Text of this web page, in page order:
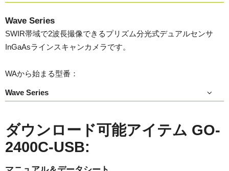
Wave Series
SWIR帯域で2波長撮像できるプリズム分光式デュアルセンサ
InGaAsラインスキャンカメラです。
WAから始まる型番：
Wave Series
ダウンロード可能アイテム GO-
2400C-USB: